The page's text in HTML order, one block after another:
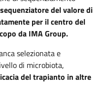
del valore di
per il centro del
da IMA Group.
selezionata e
di microbiota,
del trapianto in altre